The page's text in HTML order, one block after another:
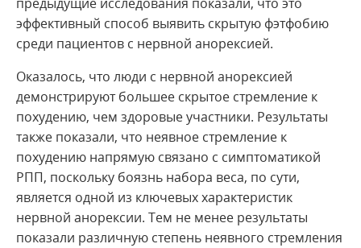
эффективный способ выявить скрытую фэтфобию
среди пациентов с нервной анорексией.
Оказалось, что люди с нервной анорексией
демонстрируют большее скрытое стремление к
похудению, чем здоровые участники. Результаты
также показали, что неявное стремление к
похудению напрямую связано с симптоматикой
РПП, поскольку боязнь набора веса, по сути,
является одной из ключевых характеристик
нервной анорексии. Тем не менее результаты
показали различную степень неявного стремления